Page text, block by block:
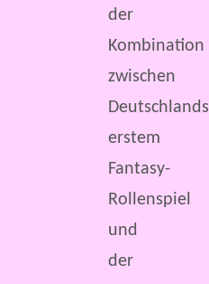
der
Kombination
zwischen
Deutschlands
erstem
Fantasy-
Rollenspiel
und
der